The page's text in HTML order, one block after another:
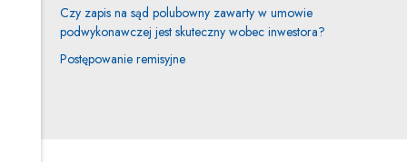
Czy zapis na sąd polubowny zawarty w umowie
podwykonawczej jest skuteczny wobec inwestora?
Postępowanie remisyjne